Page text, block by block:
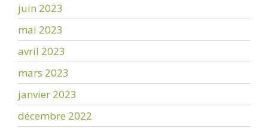
juin 2023
mai 2023
avril 2023
mars 2023
janvier 2023
décembre 2022